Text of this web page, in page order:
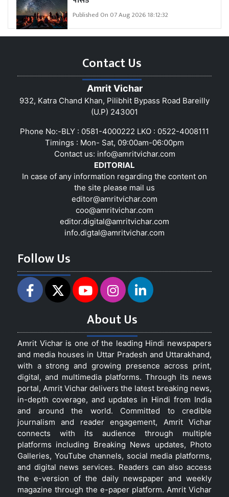
Published On 07 Aug 2026 18:12:32
Contact Us
Amrit Vichar
932, Katra Chand Khan, Pilibhit Bypass Road Bareilly
(U.P) 243001
Phone No:-BLY : 0581-4000222 LKO : 0522-4008111
Timings : Mon- Sat, 09:00am-06:00pm
Contact us: info@amritvichar.com
EDITORIAL
In case of any information regarding the content on
the site please mail us
editor@amritvichar.com
coo@amritvichar.com
editor.digital@amritvichar.com
info.digtal@amritvichar.com
Follow Us
About Us
Amrit Vichar is one of the leading Hindi newspapers
and media houses in Uttar Pradesh and Uttarakhand,
with a strong and growing presence across print,
digital, and multimedia platforms. Through its news
portal, Amrit Vichar delivers the latest breaking news,
in-depth coverage, and updates in Hindi from India
and around the world. Committed to credible
journalism and reader engagement, Amrit Vichar
connects with its audience through multiple
platforms including Breaking News updates, Photo
Galleries, YouTube channels, social media platforms,
and digital news services. Readers can also access
the e-version of the daily newspaper and weekly
magazine through the e-paper platform. Amrit Vichar